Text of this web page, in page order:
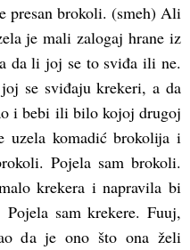
presan brokoli. (smeh) Ali
je mali zalogaj hrane iz
da li joj se to sviđa ili ne.
se sviđaju krekeri, a da
i bebi ili bilo kojoj drugoj
komadić brokolija i
Pojela sam brokoli.
krekera i napravila bi
sam krekere. Fuuj,
da je ono što ona želi